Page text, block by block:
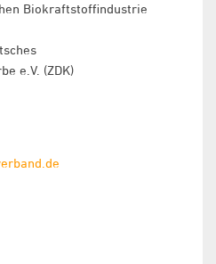
Biokraftstoffindustrie
e.V. (ZDK)